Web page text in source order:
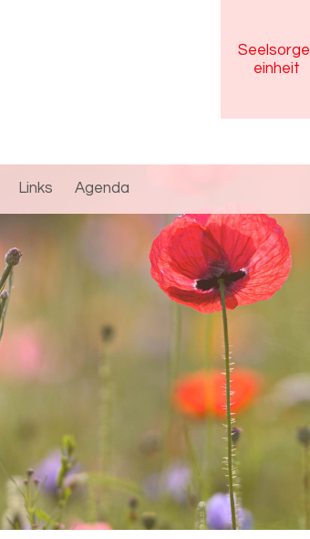
Seelsorge
einheit
Links Agenda